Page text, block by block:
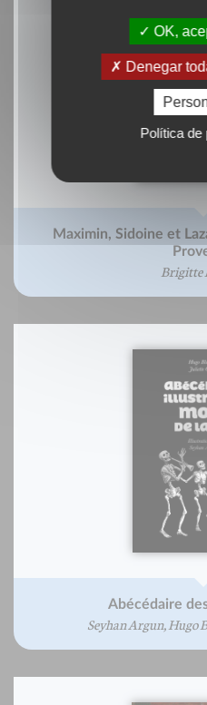
Maximin, Sidoine et
Brigitte
Abécédaire
Seyhan Argun, Hugo
OK,
Denegar
Política de